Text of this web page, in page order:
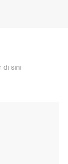
di sini